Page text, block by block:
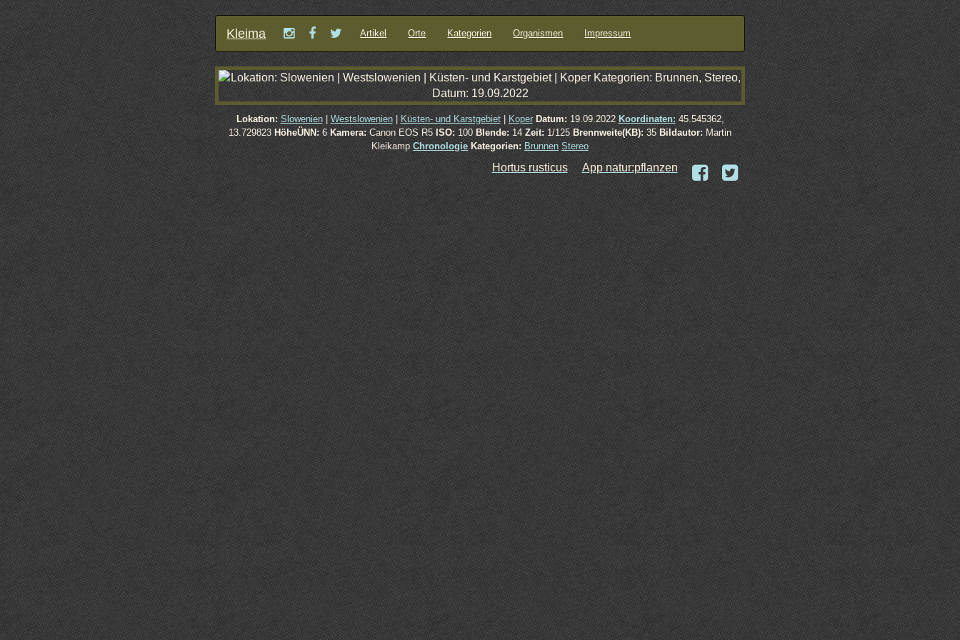
Kleima Artikel Orte Kategorien Organismen Impressum
Lokation: Slowenien|Westslowenien|Küsten- und Karstgebiet|Koper Datum:19.09.2022 Koordinaten:45.545362,
13.729823 HöheÜNN:6Kamera:Canon EOS R5 ISO:100 Blende:14Zeit:1/125Brennweite(KB):35 Bildautor:Martin
KleikampChronologie Kategorien: Brunnen Stereo
App natur:pflanzen
Hortus rusticus